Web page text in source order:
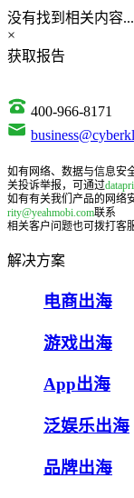
没有找到相关内容...
×
获取报告
400-966-8171
如有网络、数据与信息安
关投诉举报，可通过
如有有关我们产品的网络
rity@yeahmobi.com联系
相关客户问题也可拨打客
解决方案
电商出海
游戏出海
App出海
泛娱乐出海
品牌出海